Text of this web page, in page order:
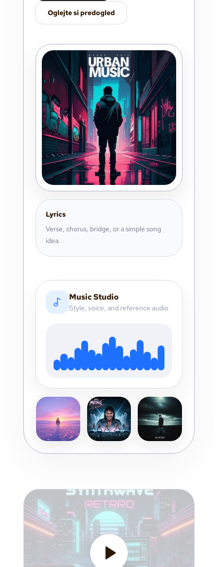
Oglejte si predogled
Lyrics
Verse, chorus, bridge, or a simple song
idea.
Music Studio
Style, voice, and reference audio